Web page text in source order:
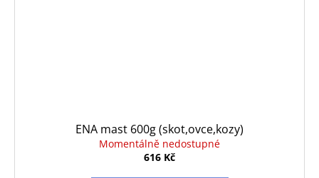
ENA mast 600g (skot,ovce,kozy)
Momentálně nedostupné
616 Kč